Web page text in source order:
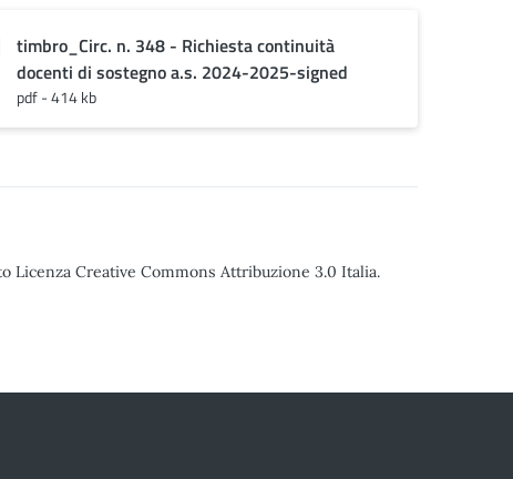
timbro_Circ. n. 348 - Richiesta continuità
docenti di sostegno a.s. 2024-2025-signed
pdf - 414 kb
Licenza Creative Commons Attribuzione 3.0 Italia.